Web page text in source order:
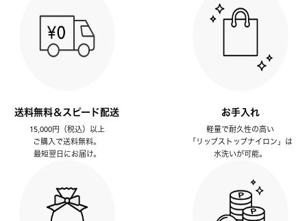
送料無料＆スピード配送
15,000円（税込）以上
ご購入で送料無料。
最短翌日にお届け。
お手入れ
軽量で耐久性の高い
「リップストップナイロン」は
水洗いが可能。